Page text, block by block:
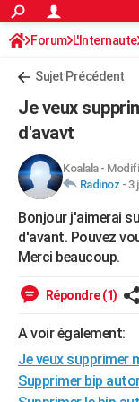
ACTUALITÉS
Politique
Société
Faits Divers
Education
Monde
Villes
+
Programme TV
TNTStreaming
Cinéma
Sorties cinéma
Musique
FINANCE
Retraite
Impôts
Epargne
Immobilier
Risques naturels par
Banque
Assurance
Crédit
AUTO
Essais
Réserver un essai
Citadines
Berlines
SUV
Forum auto
HIGH-TECH
Mobiles
Meilleur smartphone
Internet
Ordinateurs
Jeux vidéo
Guide high-tech
+BRICOLAGE
SANTE
Alimentation
Guide de la santé
Maladies
Médicaments
Sommeil
VOYAGE
Forum L'Internaute
Sujet Précédent
Je veux
d'avavt
Koalala-
Radinoz - 3
Bonjour j'aimerai
d'avant. Pouvez
Merci beaucoup.
Répondre (1)
A voir également:
Je veux supprimer
Supprimer bip